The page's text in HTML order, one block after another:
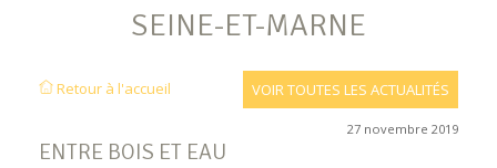
SEINE-ET-MARNE
Retour à l'accueil VOIR TOUTES LES ACTUALITÉS
ENTRE BOIS ET EAU
27 novembre 2019